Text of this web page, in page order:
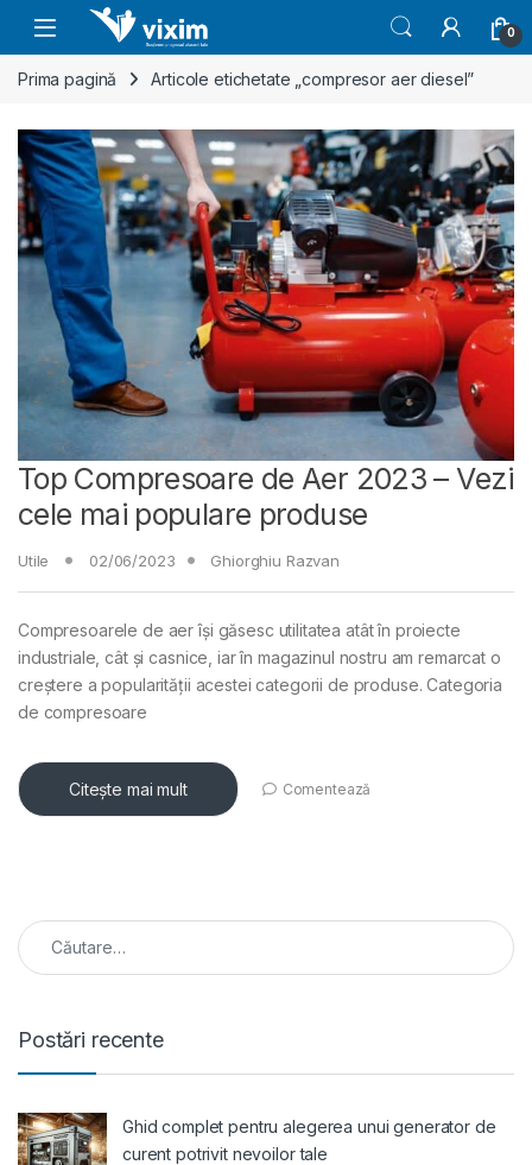
Skip to navigation
Skip to content
0
Prima pagină Articole etichetate „compresor aer diesel”
Top Compresoare de Aer 2023 – Vezi
cele mai populare produse
Utile 02/06/2023 Ghiorghiu Razvan
Compresoarele de aer își găsesc utilitatea atât în proiecte
industriale, cât și casnice, iar în magazinul nostru am remarcat o
creștere a popularității acestei categorii de produse. Categoria
de compresoare
Citește mai mult Comentează
Caută după:
Postări recente
Ghid complet pentru alegerea unui generator de
curent potrivit nevoilor tale